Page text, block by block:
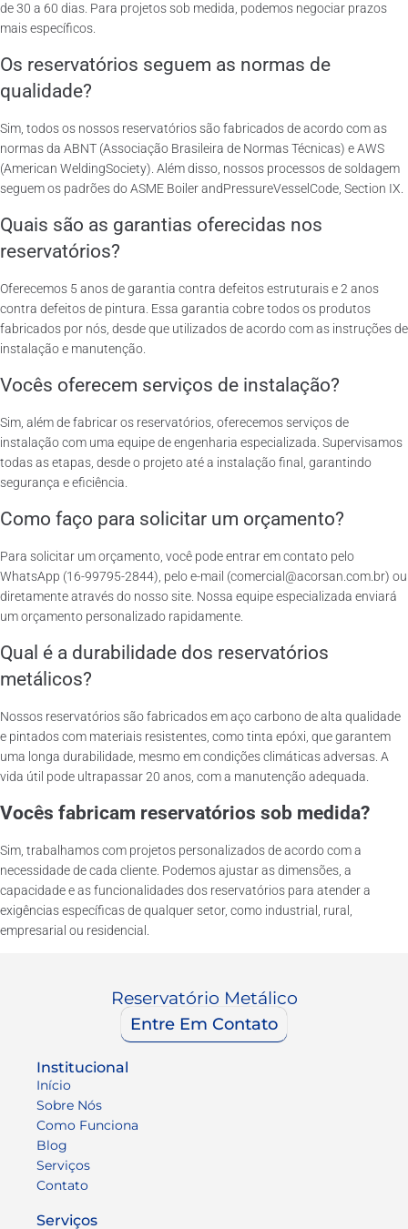
de 30 a 60 dias. Para projetos sob medida, podemos negociar prazos
mais específicos.
Os reservatórios seguem as normas de
qualidade?
Sim, todos os nossos reservatórios são fabricados de acordo com as
normas da ABNT (Associação Brasileira de Normas Técnicas) e AWS
(American WeldingSociety). Além disso, nossos processos de soldagem
seguem os padrões do ASME Boiler andPressureVesselCode, Section IX.
Quais são as garantias oferecidas nos
reservatórios?
Oferecemos 5 anos de garantia contra defeitos estruturais e 2 anos
contra defeitos de pintura. Essa garantia cobre todos os produtos
fabricados por nós, desde que utilizados de acordo com as instruções de
instalação e manutenção.
Vocês oferecem serviços de instalação?
Sim, além de fabricar os reservatórios, oferecemos serviços de
instalação com uma equipe de engenharia especializada. Supervisamos
todas as etapas, desde o projeto até a instalação final, garantindo
segurança e eficiência.
Como faço para solicitar um orçamento?
Para solicitar um orçamento, você pode entrar em contato pelo
WhatsApp (16-99795-2844), pelo e-mail (comercial@acorsan.com.br) ou
diretamente através do nosso site. Nossa equipe especializada enviará
um orçamento personalizado rapidamente.
Qual é a durabilidade dos reservatórios
metálicos?
Nossos reservatórios são fabricados em aço carbono de alta qualidade
e pintados com materiais resistentes, como tinta epóxi, que garantem
uma longa durabilidade, mesmo em condições climáticas adversas. A
vida útil pode ultrapassar 20 anos, com a manutenção adequada.
Vocês fabricam reservatórios sob medida?
Sim, trabalhamos com projetos personalizados de acordo com a
necessidade de cada cliente. Podemos ajustar as dimensões, a
capacidade e as funcionalidades dos reservatórios para atender a
exigências específicas de qualquer setor, como industrial, rural,
empresarial ou residencial.
Reservatório Metálico
Entre Em Contato
Institucional
Início
Sobre Nós
Como Funciona
Blog
Serviços
Contato
Serviços